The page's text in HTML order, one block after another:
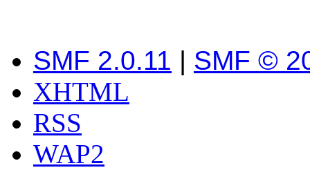
SMF 2.0.11 | SMF ©
XHTML
RSS
WAP2